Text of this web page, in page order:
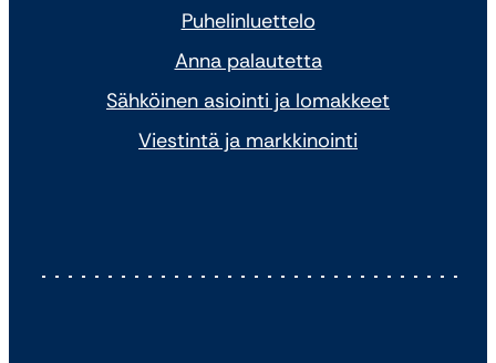
Puhelinluettelo
Anna palautetta
Sähköinen asiointi ja lomakkeet
Viestintä ja markkinointi